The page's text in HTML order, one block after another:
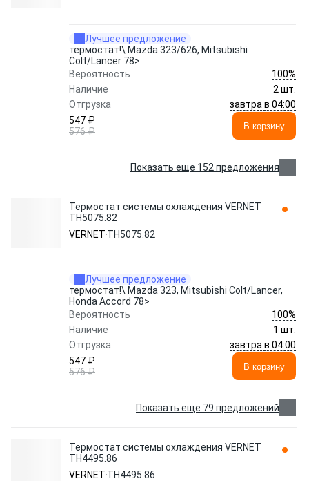
Лучшее предложение
термостат!\ Mazda 323/626, Mitsubishi
Colt/Lancer 78>
Вероятность
100%
Наличие
2 шт.
Отгрузка
завтра в 04:00
547 ₽
576 ₽
В корзину
Показать еще 152 предложения
Термостат системы охлаждения VERNET
TH5075.82
VERNET TH5075.82
Лучшее предложение
термостат!\ Mazda 323, Mitsubishi Colt/Lancer,
Honda Accord 78>
Вероятность
100%
Наличие
1 шт.
Отгрузка
завтра в 04:00
547 ₽
576 ₽
В корзину
Показать еще 79 предложений
Термостат системы охлаждения VERNET
TH4495.86
VERNET TH4495.86